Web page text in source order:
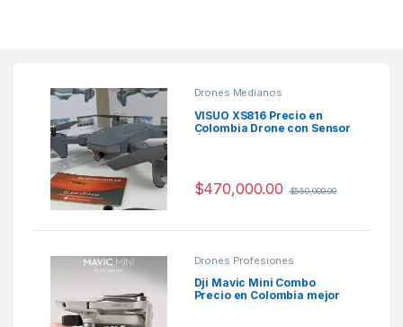
Drones Medianos
VISUO XS816 Precio en
Colombia Drone con Sensor
$470,000.00 $550,000.00
Drones Profesiones
Dji Mavic Mini Combo
Precio en Colombia mejor